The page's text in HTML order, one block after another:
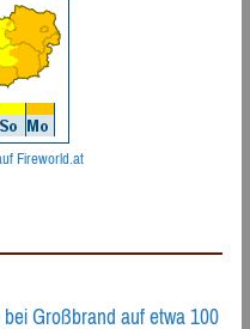
Fireworld.at
Großbrand auf etwa 100